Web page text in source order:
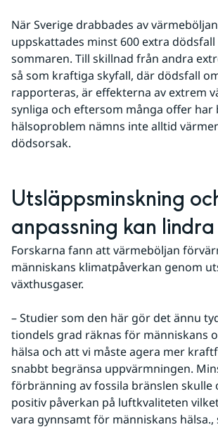
När Sverige drabbades av
uppskattades minst 600 extra
sommaren. Till skillnad från andra
så som kraftiga skyfall, där dödsfall
rapporteras, är effekterna av extrem
synliga och eftersom många offer har
hälsoproblem nämns inte alltid
dödsorsak.
Utsläppsminskning
anpassning kan lindra
Forskarna fann att värmeböljan
människans klimatpåverkan genom
växthusgaser.
– Studier som den här gör det ännu
tiondels grad räknas för människans
hälsa och att vi måste agera mer
snabbt begränsa uppvärmningen.
förbränning av fossila bränslen skulle
positiv påverkan på luftkvaliteten
vara gynnsamt för människans hälsa.,